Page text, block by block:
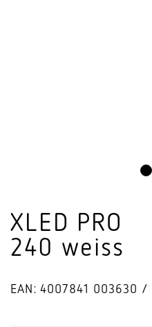
XLED PRO
240 weiss
EAN: 4007841 003630